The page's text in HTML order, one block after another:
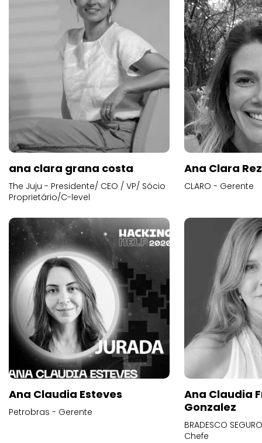
ana clara grana costa
The Juju - Presidente/ CEO / VP/ Sócio
Proprietário/C-level
Ana Clara
CLARO - Gerente
Ana Claudia Esteves
Petrobras - Gerente
Ana Claudia
Gonzalez
BRADESCO
Chefe